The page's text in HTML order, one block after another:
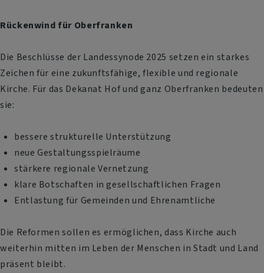
Rückenwind für Oberfranken
Die Beschlüsse der Landessynode 2025 setzen ein starkes
Zeichen für eine zukunftsfähige, flexible und regionale
Kirche. Für das Dekanat Hof und ganz Oberfranken bedeuten
sie:
bessere strukturelle Unterstützung
neue Gestaltungsspielräume
stärkere regionale Vernetzung
klare Botschaften in gesellschaftlichen Fragen
Entlastung für Gemeinden und Ehrenamtliche
Die Reformen sollen es ermöglichen, dass Kirche auch
weiterhin mitten im Leben der Menschen in Stadt und Land
präsent bleibt.